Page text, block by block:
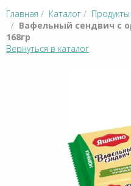
Главная / Каталог / Продукты
/ Вафельный сендвич с
168гр
Вернуться в каталог